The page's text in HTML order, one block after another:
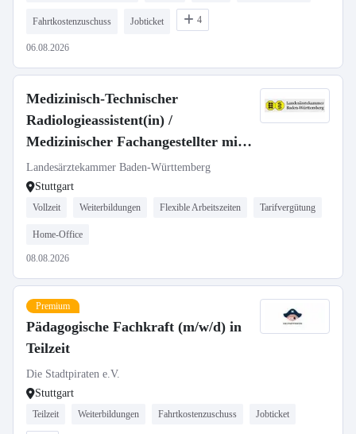
Fahrtkostenzuschuss Jobticket 4
06.08.2026
Medizinisch-Technischer
Radiologieassistent(in) /
Medizinischer Fachangestellter mit
Röntgenschein (m/w/d)
Landesärztekammer Baden-Württemberg
Stuttgart
Vollzeit Weiterbildungen Flexible Arbeitszeiten Tarifvergütung
Home-Office
08.08.2026
Premium
Pädagogische Fachkraft (m/w/d) in
Teilzeit
Die Stadtpiraten e.V.
Stuttgart
Teilzeit Weiterbildungen Fahrtkostenzuschuss Jobticket